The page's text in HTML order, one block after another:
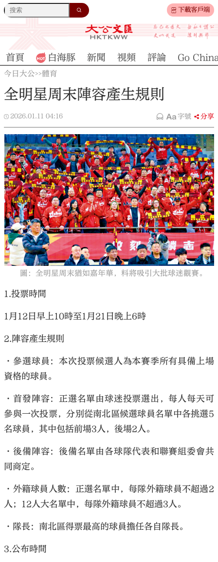
下載客戶端
首頁 白海豚 新聞 視頻 評論 Go
今日大公>>體育
全明星周末陣容產生規則
2026.01.11 04:16 字號 分享
圖：全明星周末猶如嘉年華，料將吸引大批球迷觀賽。
1.投票時間
1月12日早上10時至1月21日晚上6時
2.陣容產生規則
•參選球員：本次投票候選人為本賽季所有具備上場
資格的球員。
•首發陣容：正選名單由球迷投票選出，每人每天可
參與一次投票，分別從南北區候選球員名單中各挑選5
名球員，其中包括前場3人，後場2人。
•後備陣容：後備名單由各球隊代表和聯賽組委會共
同商定。
•外籍球員人數：正選名單中，每隊外籍球員不超過2
人；12人大名單中，每隊外籍球員不超過3人。
•隊長：南北區得票最高的球員擔任各自隊長。
3.公布時間